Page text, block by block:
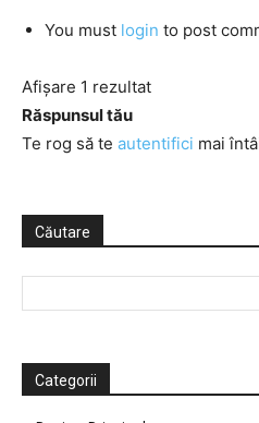
You must login to post
Afișare 1 rezultat
Răspunsul tău
Te rog să te autentifici mai
Căutare
Categorii